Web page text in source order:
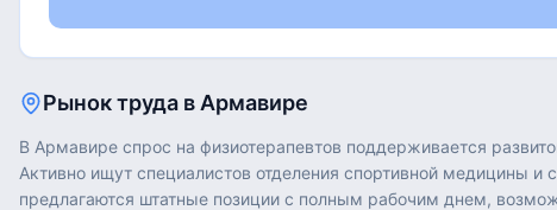
Рынок труда в Армавире
В Армавире спрос на физиотерапевтов поддерживается
Активно ищут специалистов отделения спортивной медицины
предлагаются штатные позиции с полным рабочим днем,